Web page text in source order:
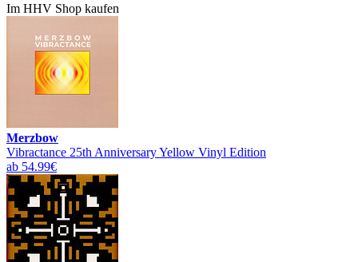
Im HHV Shop kaufen
Merzbow
Vibractance 25th Anniversary Yellow Vinyl Edition
ab 54.99€